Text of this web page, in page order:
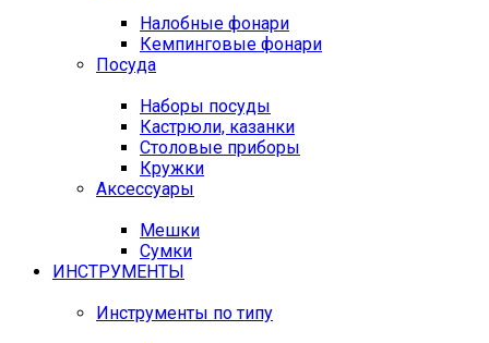
Налобные фонари
Кемпинговые фонари
Посуда
Наборы посуды
Кастрюли, казанки
Столовые приборы
Кружки
Аксессуары
Мешки
Сумки
ИНСТРУМЕНТЫ
Инструменты по типу